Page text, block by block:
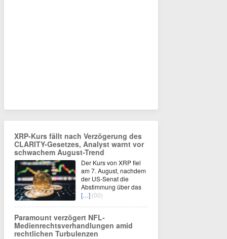
XRP-Kurs fällt nach Verzögerung des
CLARITY-Gesetzes, Analyst warnt vor
schwachem August-Trend
Der Kurs von XRP fiel
am 7. August, nachdem
der US-Senat die
Abstimmung über das
[…] (00)
Paramount verzögert NFL-
Medienrechtsverhandlungen amid
rechtlichen Turbulenzen